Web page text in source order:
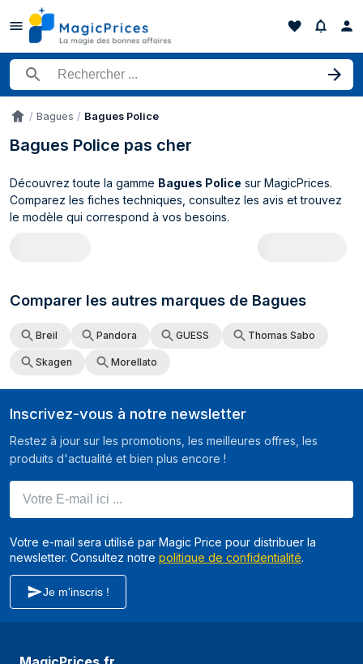
Rechercher un produit
AccueilBagues Bagues Police
Bagues Police pas cher
Découvrez toute la gamme Bagues Police sur MagicPrices.
Comparez les fiches techniques, consultez les avis et trouvez
le modèle qui correspond à vos besoins.
Catalogue Police Bagues (0 produits)
Comparer les autres marques de Bagues
Breil Pandora GUESS Thomas Sabo
Skagen Morellato
Inscrivez-vous à notre newsletter
Restez à jour sur les promotions, les meilleures offres, les
produits d'actualité et bien plus encore !
Votre e-mail sera utilisé par Magic Price pour distribuer la
newsletter. Consultez notre politique de confidentialité.
Je m'inscris !